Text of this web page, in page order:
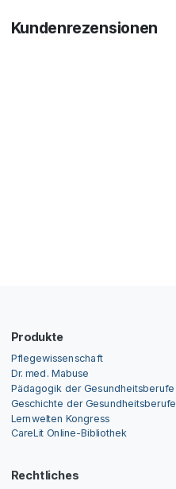
Kundenrezensionen
Produkte
Pflegewissenschaft
Dr. med. Mabuse
Pädagogik der Gesundheitsberufe
Geschichte der Gesundheitsberufe
Lernwelten Kongress
CareLit Online-Bibliothek
Rechtliches